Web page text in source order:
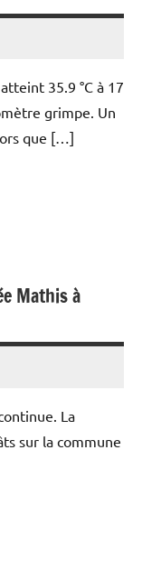
35.9 °C à 17
grimpe. Un
que […]
Mathis à
La
sur la commune